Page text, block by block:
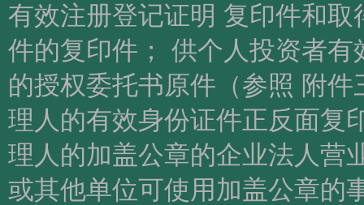
有效注册登记证明 复印件和
件的复印件； 供个人投资者
的授权委托书原件（参照 附
理人的有效身份证件正反面复
理人的加盖公章的企业法人营
或其他单位可使用加盖公章的